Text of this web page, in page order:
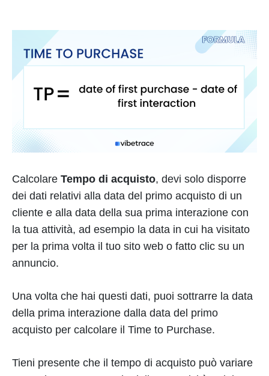
Calcolare Tempo di acquisto, devi solo disporre
dei dati relativi alla data del primo acquisto di un
cliente e alla data della sua prima interazione con
la tua attività, ad esempio la data in cui ha visitato
per la prima volta il tuo sito web o fatto clic su un
annuncio.
Una volta che hai questi dati, puoi sottrarre la data
della prima interazione dalla data del primo
acquisto per calcolare il Time to Purchase.
Tieni presente che il tempo di acquisto può variare